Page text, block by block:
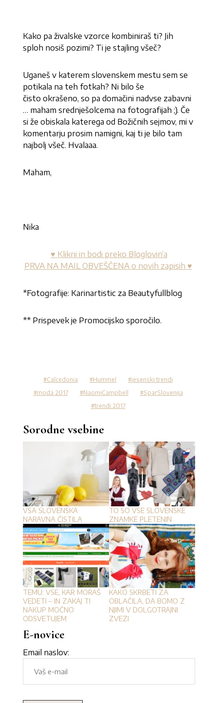
Kako pa živalske vzorce kombiniraš ti? Jih
sploh nosiš pozimi? Ti je stajling všeč?
Uganeš v katerem slovenskem mestu sem se
potikala na teh fotkah? Ni bilo še
čisto okrašeno, so pa domačini nadvse zabavni
… maham srednješolcema na fotografijah ;). Če
si že obiskala katerega od Božičnih sejmov, mi v
komentarju prosim namigni, kaj ti je bilo tam
najbolj všeč. Hvalaaa.
Maham,
Nika
♥ Klikni in bodi preko Bloglovin’a
PRVA NA MAIL OBVEŠČENA o novih zapisih ♥
*Fotografije: Karinartistic za Beautyfullblog
** Prispevek je Promocijsko sporočilo.
Calcedonia Hummel
jesenski trendi
moda 2017
NaomiCampbell
SparSlovenija
trendi 2017
Sorodne vsebine
VSA SLOVENSKA
NARAVNA ČISTILA
TO SO VSE SLOVENSKE
ZNAMKE PLETENIN
TEMU: VSE, KAR MORAŠ
VEDETI – IN ZAKAJ TI
NAKUP MOČNO
ODSVETUJEM
KAKO SKRBETI ZA
OBLAČILA, DA BOMO Z
NJIMI V DOLGOTRAJNI
ZVEZI
E-novice
Email naslov: